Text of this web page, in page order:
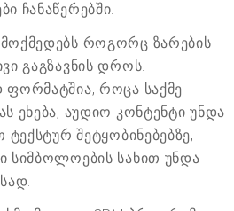
ჩანაწერებში.
როგორც ზარების
გაგზავნის დროს.
ფორმატშია, როცა საქმე
ეხება, აუდიო კონტენტი უნდა
შეტყობინებებზე,
სიმბოლოების სახით უნდა